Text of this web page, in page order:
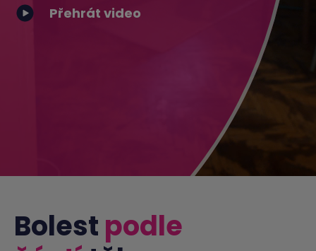
Přehrát video
Bolest podle